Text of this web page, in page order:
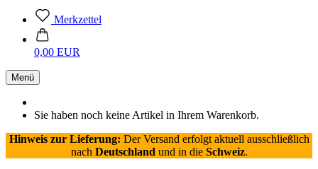
Merkzettel
0,00 EUR
Menü
Sie haben noch keine Artikel in Ihrem Warenkorb.
Hinweis zur Lieferung: Der Versand erfolgt aktuell ausschließlich
nach Deutschland und in die Schweiz.